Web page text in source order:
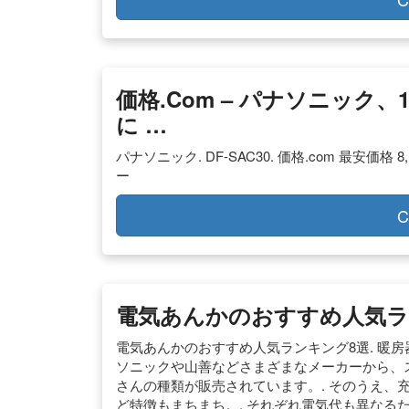
価格.com – パナソニック、
に …
パナソニック. DF-SAC30. 価格.com 最安価格
ー
電気あんかのおすすめ人気
電気あんかのおすすめ人気ランキング8選. 暖
ソニックや山善などさまざまなメーカーから
さんの種類が販売されています。. そのうえ、
ど特徴もまちまち。. それぞれ電気代も異なる